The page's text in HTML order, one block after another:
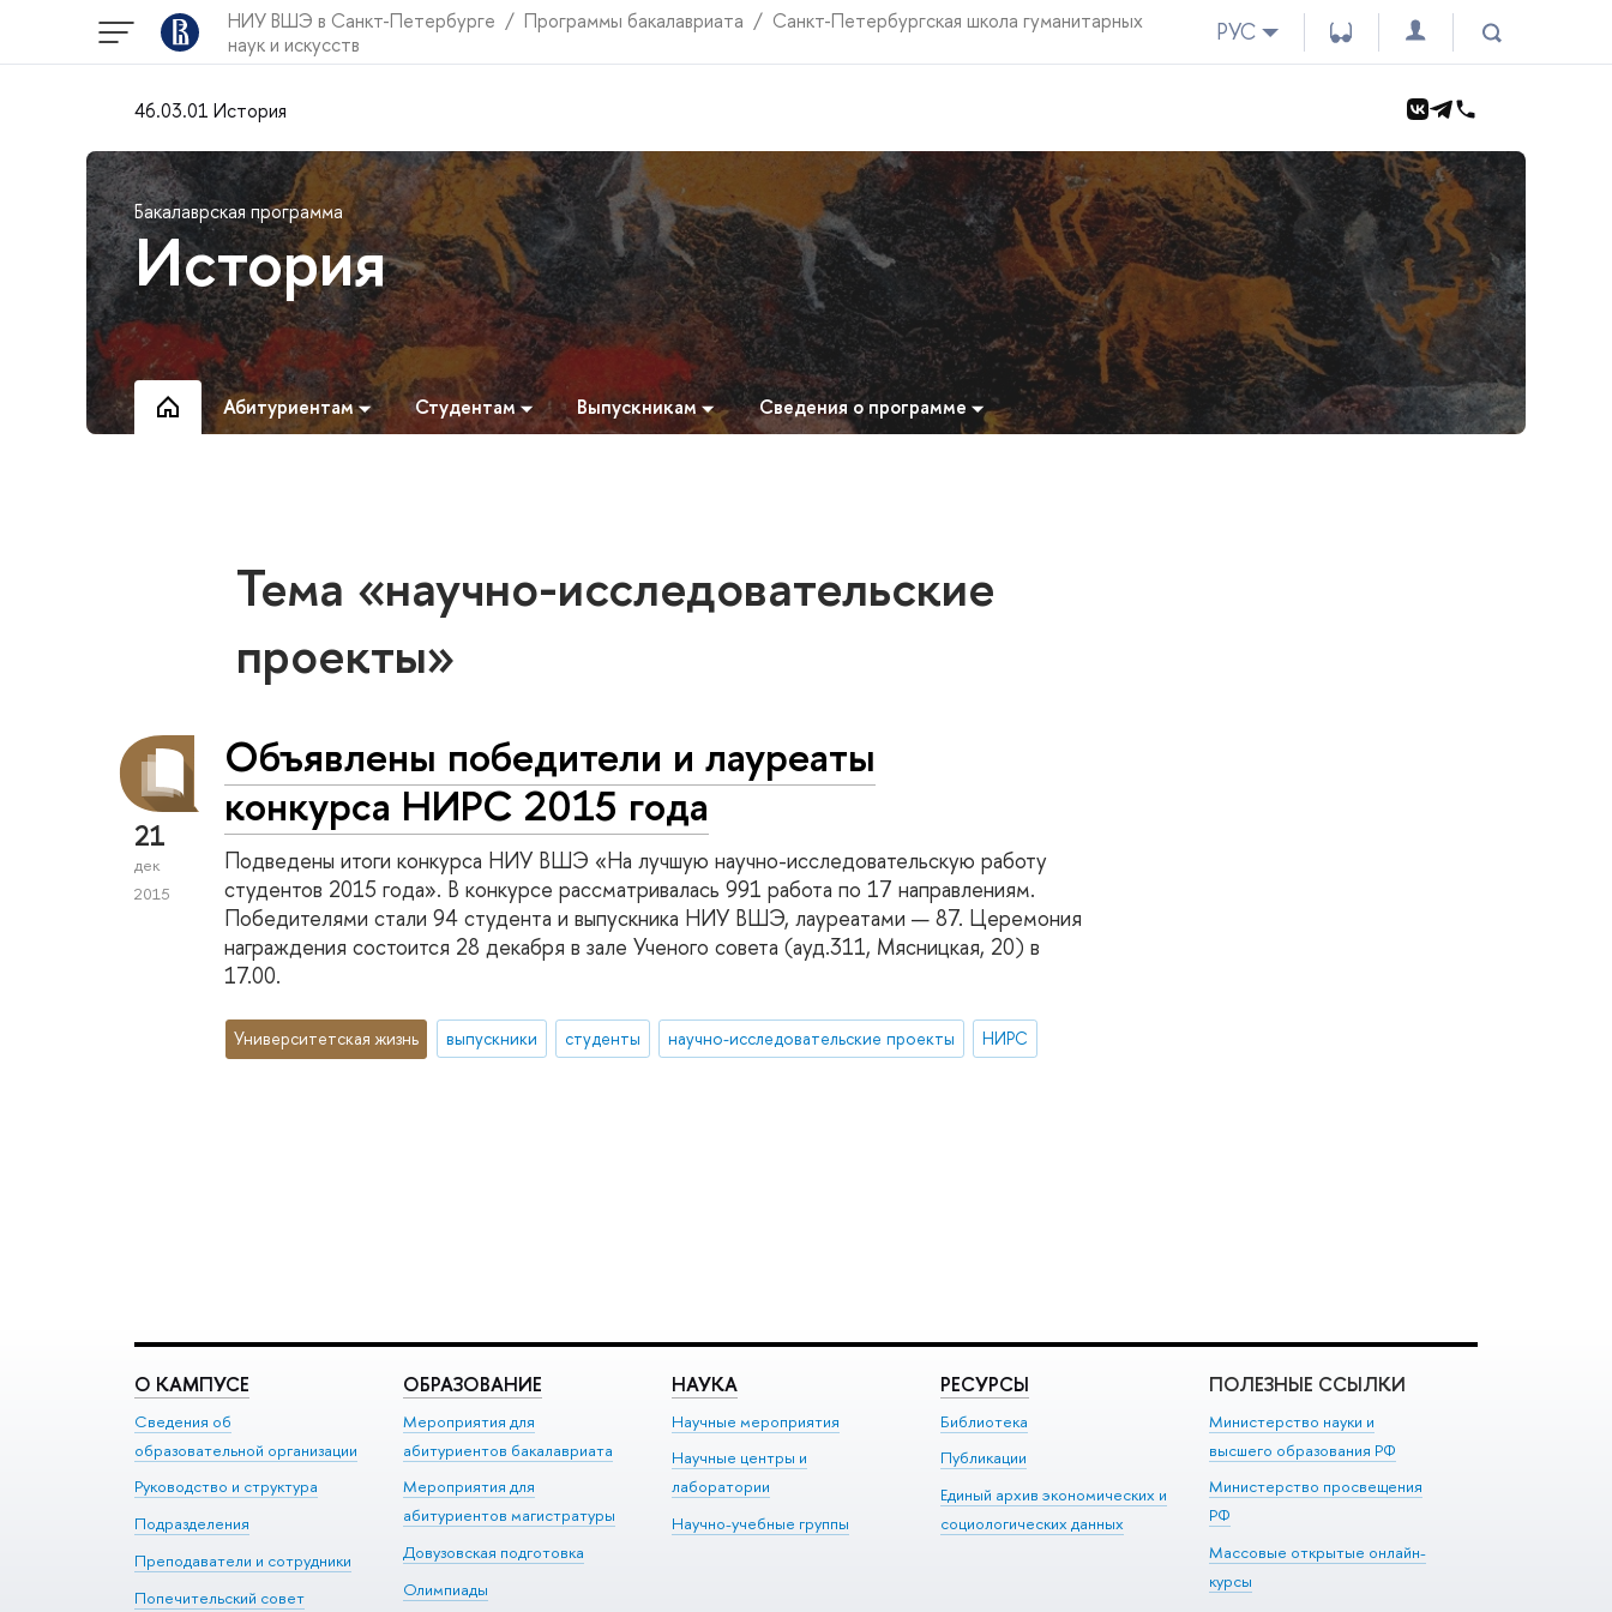
НИУ ВШЭ в Санкт-Петербурге Программы бакалавриата
Санкт-Петербургская школа гуманитарных
наук и искусств
РУС
46.03.01 История
Бакалаврская программа
История
Абитуриентам Студентам Выпускникам Сведения о программе
Тема «научно-исследовательские
проекты»
21
дек
2015
Объявлены победители и лауреаты
конкурса НИРС 2015 года
Подведены итоги конкурса НИУ ВШЭ «На лучшую научно-исследовательскую работу
студентов 2015 года». В конкурсе рассматривалась 991 работа по 17 направлениям.
Победителями стали 94 студента и выпускника НИУ ВШЭ, лауреатами — 87. Церемония
награждения состоится 28 декабря в зале Ученого совета (ауд.311, Мясницкая, 20) в
17.00.
Университетская жизнь выпускники студенты научно-исследовательские проекты НИРС
О КАМПУСЕ
Сведения об
образовательной организации
Руководство и структура
Подразделения
Преподаватели и сотрудники
Попечительский совет
ОБРАЗОВАНИЕ
Мероприятия для
абитуриентов бакалавриата
Мероприятия для
абитуриентов магистратуры
Довузовская подготовка
Олимпиады
НАУКА
Научные мероприятия
Научные центры и
лаборатории
Научно-учебные группы
РЕСУРСЫ
Библиотека
Публикации
Единый архив экономических и
социологических данных
ПОЛЕЗНЫЕ ССЫЛКИ
Министерство науки и
высшего образования РФ
Министерство просвещения
РФ
Массовые открытые онлайн-
курсы